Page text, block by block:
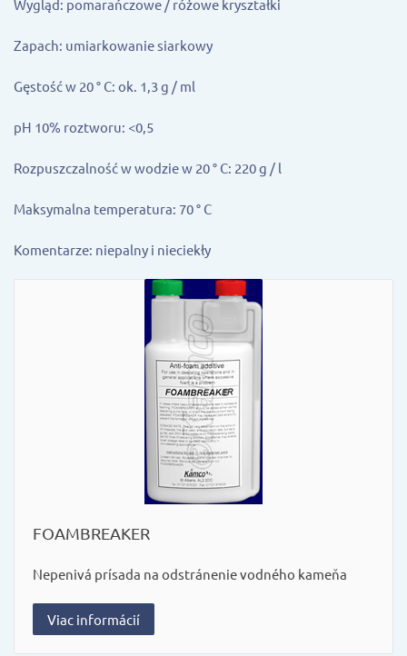
Wygląd: pomarańczowe / różowe kryształki
Zapach: umiarkowanie siarkowy
Gęstość w 20 ° C: ok. 1,3 g / ml
pH 10% roztworu: <0,5
Rozpuszczalność w wodzie w 20 ° C: 220 g / l
Maksymalna temperatura: 70 ° C
Komentarze: niepalny i nieciekły
FOAMBREAKER
Nepenivá prísada na odstránenie vodného kameňa
Viac informácií